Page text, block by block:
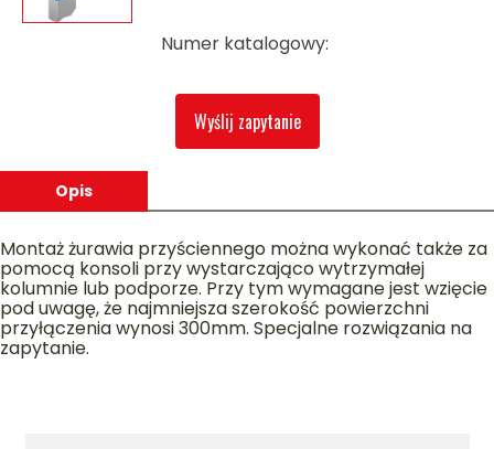
Numer katalogowy:
Wyślij zapytanie
Opis
Montaż żurawia przyściennego można wykonać także za
pomocą konsoli przy wystarczająco wytrzymałej
kolumnie lub podporze. Przy tym wymagane jest wzięcie
pod uwagę, że najmniejsza szerokość powierzchni
przyłączenia wynosi 300mm. Specjalne rozwiązania na
zapytanie.